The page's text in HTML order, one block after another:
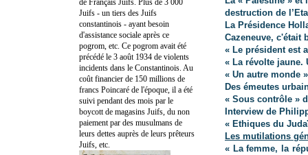
destruction de
La Présidence
Cazeneuve, c'était
« Le président est
« La révolte jaune.
« Un autre monde
Des émeutes
« Sous contrôle »
Interview de
« Ethiques du
Les mutilations
« La femme, la
Juifs - un tiers des Juifs
constantinois - ayant besoin
d'assistance sociale après ce
pogrom, etc. Ce pogrom avait été
précédé le 3 août 1934 de violents
incidents dans le Constantinois. Au
coût financier de 150 millions de
francs Poincaré de l'époque, il a été
suivi pendant des mois par le
boycott de magasins Juifs, du non
paiement par des musulmans de
leurs dettes auprès de leurs prêteurs
Juifs, etc.